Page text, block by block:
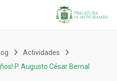
Actividades
P. Augusto César Bernal